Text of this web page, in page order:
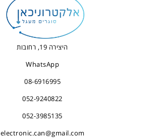
היצירה 19, רחובות
WhatsApp
08-6916995
052-9240822
052-3985135
electronic.can@gmail.com